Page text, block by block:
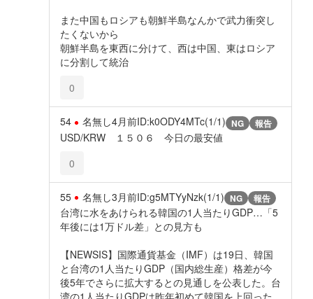
また中国もロシアも朝鮮半島なんかで武力衝突し
たくないから
朝鮮半島を東西に分けて、西は中国、東はロシア
に分割して統治
0
54 名無し4月前ID:k0ODY4MTc(1/1) NG 報告
USD/KRW １５０６ 今日の最安値
0
55 名無し3月前ID:g5MTYyNzk(1/1) NG 報告
台湾に水をあけられる韓国の1人当たりGDP…「5
年後には1万ドル差」との見方も
【NEWSIS】国際通貨基金（IMF）は19日、韓国
と台湾の1人当たりGDP（国内総生産）格差が今
後5年でさらに拡大するとの見通しを公表した。台
湾の1人当たりGDPは昨年初めて韓国を上回った